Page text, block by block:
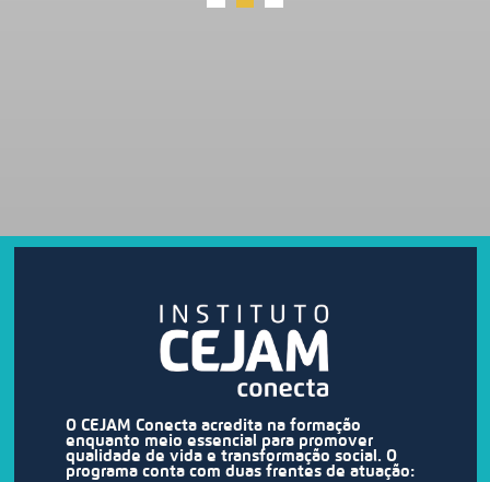
O CEJAM Conecta acredita na formação
enquanto meio essencial para promover
qualidade de vida e transformação social. O
programa conta com duas frentes de atuação: